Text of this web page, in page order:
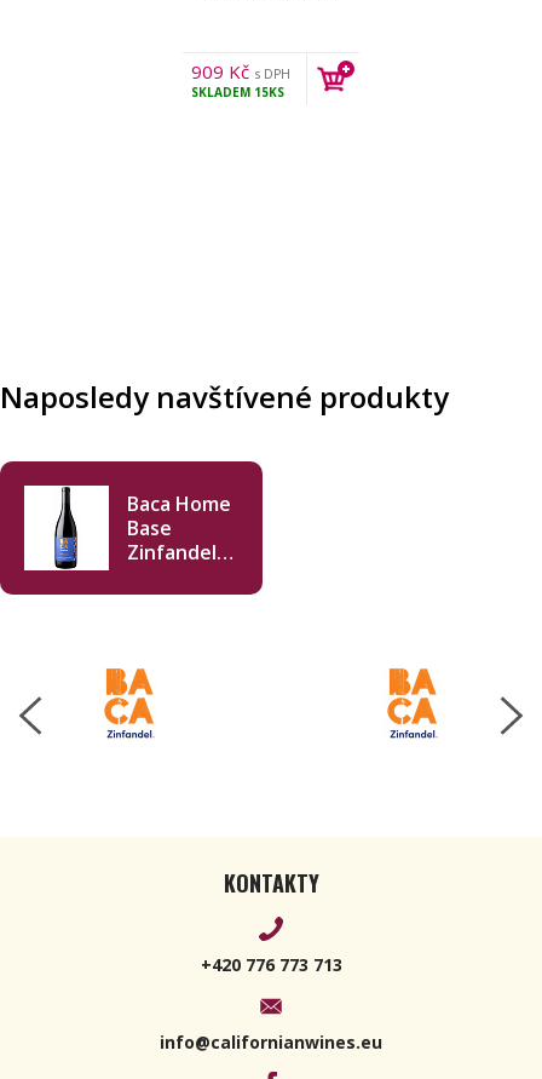
909 Kč s DPH
SKLADEM 15KS
Naposledy navštívené produkty
Baca Home
Base
Zinfandel
KONTAKTY
+420 776 773 713
info@californianwines.eu